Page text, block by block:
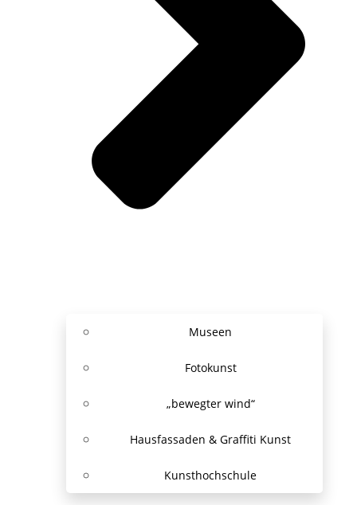
Museen
Fotokunst
„bewegter wind“
Hausfassaden & Graffiti Kunst
Kunsthochschule